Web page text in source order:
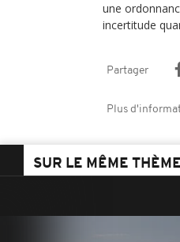
une
incertitude
Partager
Plus
SUR LE MÊME THÈME